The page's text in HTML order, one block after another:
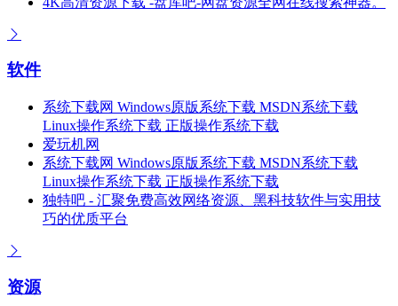
软件
系统下载网 Windows原版系统下载 MSDN系统下载
Linux操作系统下载 正版操作系统下载
爱玩机网
系统下载网 Windows原版系统下载 MSDN系统下载
Linux操作系统下载 正版操作系统下载
独特吧 - 汇聚免费高效网络资源、黑科技软件与实用技
巧的优质平台
资源